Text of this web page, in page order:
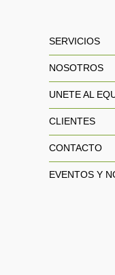
SERVICIOS
NOSOTROS
UNETE AL
CLIENTES
CONTACTO
EVENTOS Y